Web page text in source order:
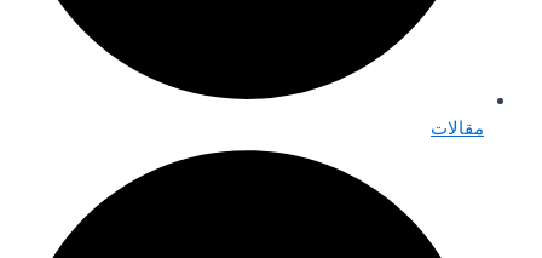
مقالات